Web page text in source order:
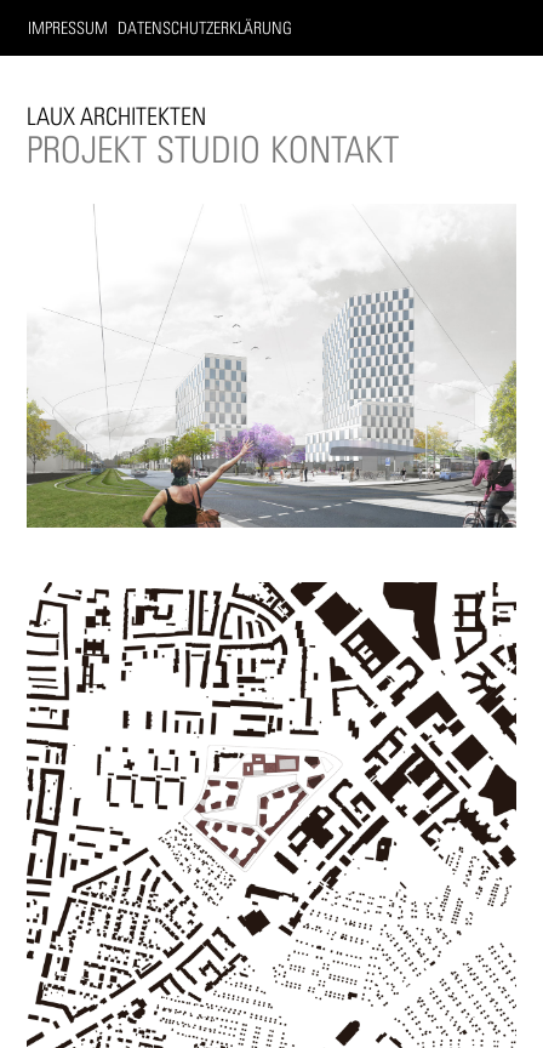
IMPRESSUM DATENSCHUTZERKLÄRUNG
LAUX ARCHITEKTEN
PROJEKT STUDIO KONTAKT